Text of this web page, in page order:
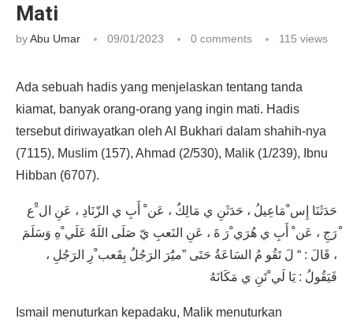
Mati
byAbu Umar 09/01/2023 0 comments 115 views
Ada sebuah hadis yang menjelaskan tentang tanda
kiamat, banyak orang-orang yang ingin mati. Hadis
tersebut diriwayatkan oleh Al Bukhari dalam shahih-nya
(7115), Muslim (157), Ahmad (2/530), Malik (1/239), Ibnu
Hibban (6707).
حَدَثَنَا إِس ْمَاعِيلُ ، حَدَثَنِ ي مَالِكٌ ، عَن ْ أَبِ ي الزّنَادِ ، عَنِ ال َْع
ْرَجِ ، عَن ْ أَبِ ي هُرَي ْرَ ةَ ، عَنِ النَعبِ يّ صَلَى اللَهُ عَلَي ْهِ وَسَلَمَ
، قَالَ : “ لَ تَقُو مُ السَاعَةُ حَتَى ”ميَُرَ الرَجُلُ بِقَعب ْرِ الرَجُلِ ،
فَيَقُولُ : يَا لَي ْتَنِ ي مَكَانَهُ
Ismail menuturkan kepadaku, Malik menuturkan